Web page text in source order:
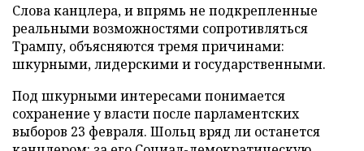
Слова канцлера, и впрямь не подкрепленные
реальными возможностями сопротивляться
Трампу, объясняются тремя причинами:
шкурными, лидерскими и государственными.
Под шкурными интересами понимается
сохранение у власти после парламентских
выборов 23 февраля. Шольц вряд ли останется